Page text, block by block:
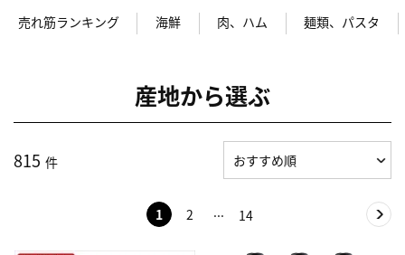
売れ筋ランキング 海鮮 肉、ハム 麺類、パスタ
産地から選ぶ
815 件
1 2 14